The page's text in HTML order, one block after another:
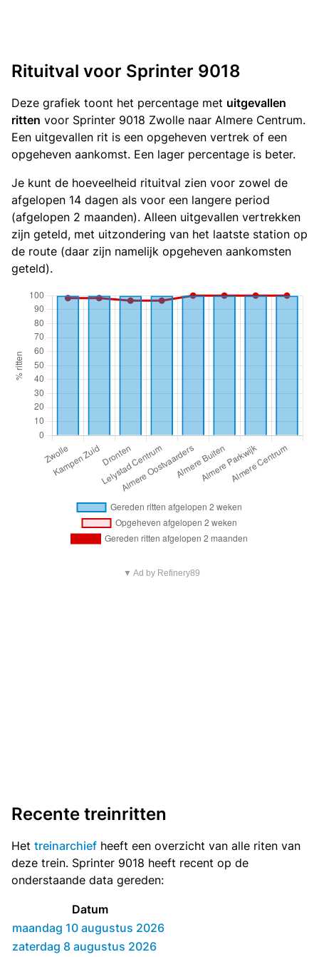
Rituitval voor Sprinter 9018
Deze grafiek toont het percentage met uitgevallen
ritten voor Sprinter 9018 Zwolle naar Almere Centrum.
Een uitgevallen rit is een opgeheven vertrek of een
opgeheven aankomst. Een lager percentage is beter.
Je kunt de hoeveelheid rituitval zien voor zowel de
afgelopen 14 dagen als voor een langere period
(afgelopen 2 maanden). Alleen uitgevallen vertrekken
zijn geteld, met uitzondering van het laatste station op
de route (daar zijn namelijk opgeheven aankomsten
geteld).
▼ Ad by Refinery89
Recente treinritten
Het treinarchief heeft een overzicht van alle riten van
deze trein. Sprinter 9018 heeft recent op de
onderstaande data gereden:
Datum
maandag 10 augustus 2026
zaterdag 8 augustus 2026